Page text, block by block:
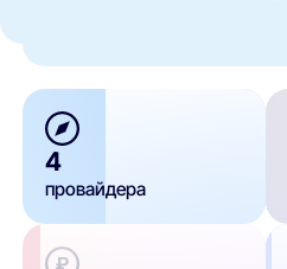
4
провайдера